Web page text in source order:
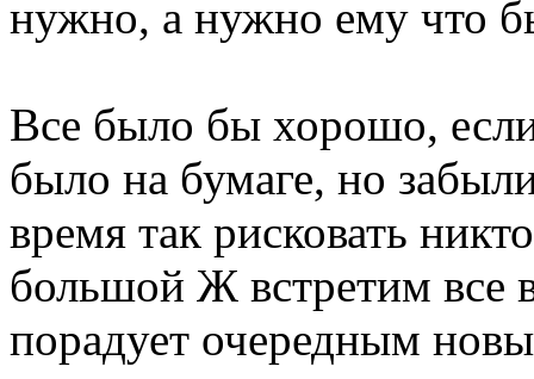
нужно, а нужно ему что
Все было бы хорошо,
было на бумаге, но
время так рисковать
большой Ж встретим все
порадует очередным